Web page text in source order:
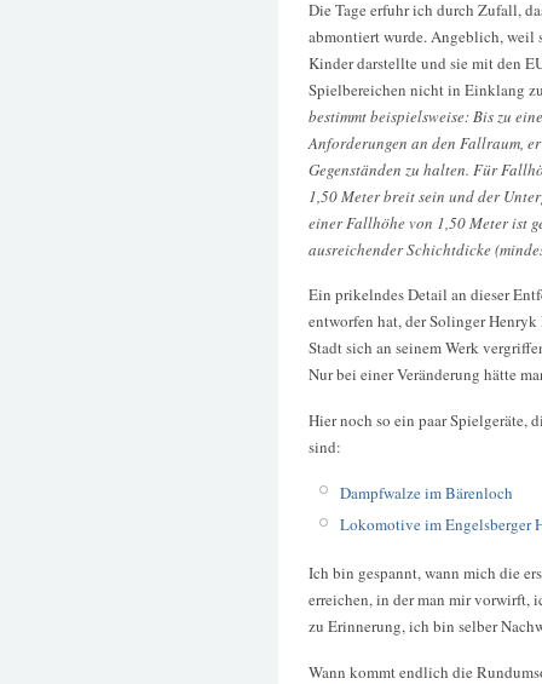
Die Tage erfuhr ich durch Zufall,
abmontiert wurde. Angeblich, weil
Kinder darstellte und sie mit den
Spielbereichen nicht in Einklang
bestimmt beispielsweise: Bis zu
Anforderungen an den Fallraum,
Gegenständen zu halten. Für
1,50 Meter breit sein und der
einer Fallhöhe von 1,50 Meter ist
ausreichender Schichtdicke
Ein prikelndes Detail an dieser
entworfen hat, der Solinger
Stadt sich an seinem Werk
Nur bei einer Veränderung hätte
Hier noch so ein paar Spielgeräte,
sind:
Dampfwalze im Bärenloch
Lokomotive im Engelsberger
Ich bin gespannt, wann mich die
erreichen, in der man mir vorwirft,
zu Erinnerung, ich bin selber
Wann kommt endlich die